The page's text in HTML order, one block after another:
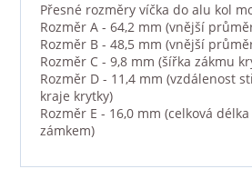
Přesné rozměry víčka do alu kol
Rozměr A - 64,2 mm (vnější
Rozměr B - 48,5 mm (vnější
Rozměr C - 9,8 mm (šířka zákmu
Rozměr D - 11,4 mm (vzdálenost
kraje krytky)
Rozměr E - 16,0 mm (celková
zámkem)